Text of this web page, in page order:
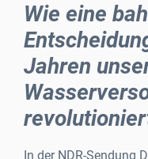
Wie eine
Jahren
In der NDR-Sendung